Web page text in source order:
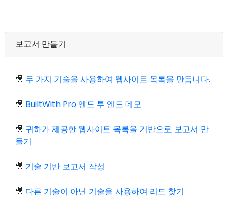
보고서 만들기
🎥 두 가지 기술을 사용하여 웹사이트 목록을 만듭니다.
🎥 BuiltWith Pro 엔드 투 엔드 데모
🎥 귀하가 제공한 웹사이트 목록을 기반으로 보고서 만
들기
🎥 기술 기반 보고서 작성
🎥 다른 기술이 아닌 기술을 사용하여 리드 찾기